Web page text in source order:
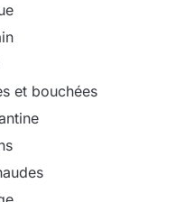
et bouchées